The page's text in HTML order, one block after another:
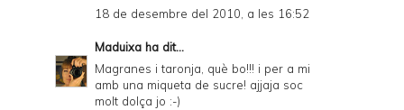
18 de desembre del 2010, a les 16:52
Maduixa ha dit...
Magranes i taronja, què bo!!! i per a mi
amb una miqueta de sucre! ajjaja soc
molt dolça jo :-)